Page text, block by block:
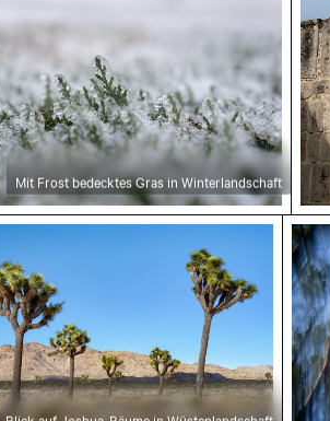
Mit Frost bedecktes Gras in Winterlandschaft
Joshua-Bäume in